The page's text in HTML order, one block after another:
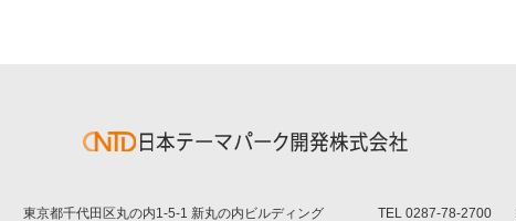
東京都千代田区丸の内1-5-1 新丸の内ビルディング TEL 0287-78-2700